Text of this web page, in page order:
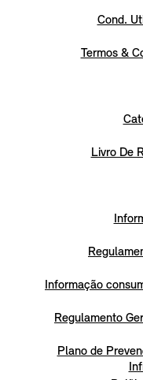
Cond.
Termos &
Livro De
Informação
Regulamento
Plano de